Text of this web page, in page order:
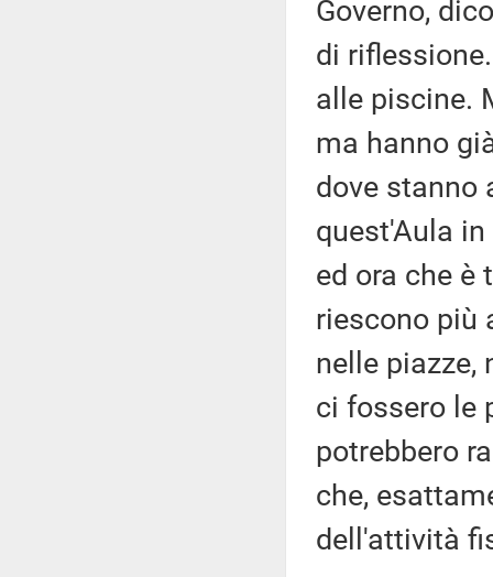
Governo,
di
alle piscine.
ma hanno
dove stanno
quest'Aula
ed ora che è
riescono più
nelle piazze,
ci fossero le
potrebbero
che,
dell'attività